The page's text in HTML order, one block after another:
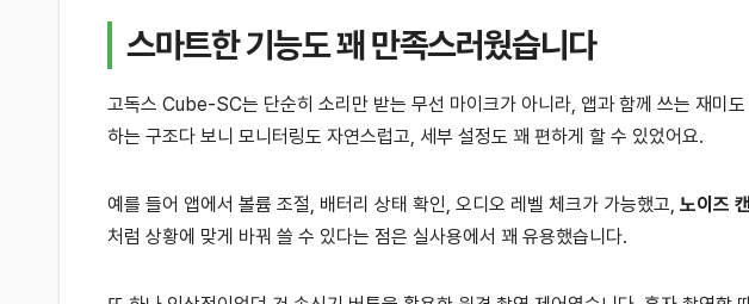
스마트한 기능도 꽤 만족스러웠습니다
고독스 Cube-SC는 단순히 소리만 받는 무선 마이크가 아니라, 앱과 함께 쓰는 재미
하는 구조다 보니 모니터링도 자연스럽고, 세부 설정도 꽤 편하게 할 수 있었어요.
예를 들어 앱에서 볼륨 조절, 배터리 상태 확인, 오디오 레벨 체크가 가능했고, 노이즈
처럼 상황에 맞게 바꿔 쓸 수 있다는 점은 실사용에서 꽤 유용했습니다.